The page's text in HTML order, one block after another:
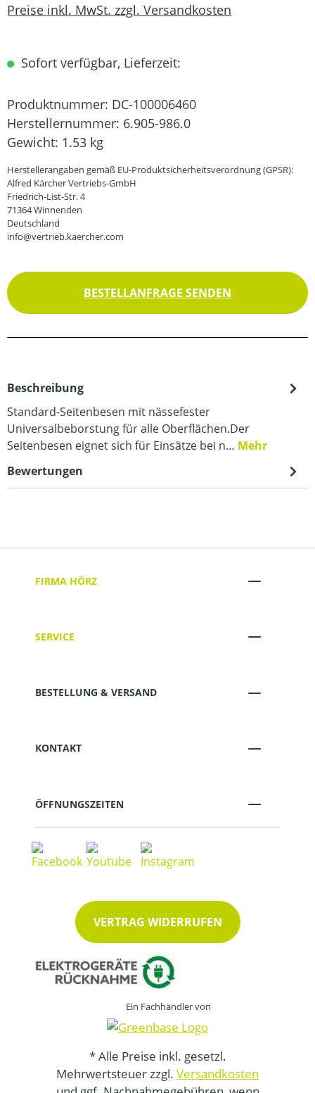
Preise inkl. MwSt. zzgl. Versandkosten
Sofort verfügbar, Lieferzeit:
Produktnummer: DC-100006460
Herstellernummer: 6.905-986.0
Gewicht: 1.53 kg
Herstellerangaben gemäß EU-Produktsicherheitsverordnung (GPSR):
Alfred Kärcher Vertriebs-GmbH
Friedrich-List-Str. 4
71364 Winnenden
Deutschland
info@vertrieb.kaercher.com
BESTELLANFRAGE SENDEN
Beschreibung
Standard-Seitenbesen mit nässefester
Universalbeborstung für alle Oberflächen.Der
Seitenbesen eignet sich für Einsätze bei n… Mehr
Bewertungen
FIRMA HÖRZ
SERVICE
BESTELLUNG & VERSAND
KONTAKT
ÖFFNUNGSZEITEN
VERTRAG WIDERRUFEN
Ein Fachhändler von
* Alle Preise inkl. gesetzl.
Mehrwertsteuer zzgl. Versandkosten